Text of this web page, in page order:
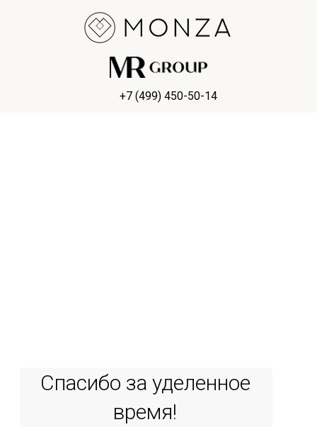
+7 (499) 450-50-14
Спасибо за уделенное
время!